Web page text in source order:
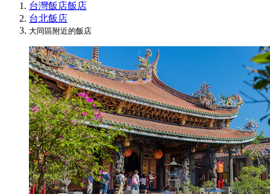
台灣飯店飯店
台北飯店
大同區附近的飯店